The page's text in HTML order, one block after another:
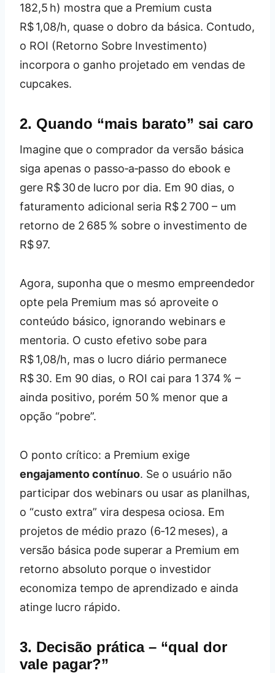
182,5 h) mostra que a Premium custa
R$ 1,08/h, quase o dobro da básica. Contudo,
o ROI (Retorno Sobre Investimento)
incorpora o ganho projetado em vendas de
cupcakes.
2. Quando “mais barato” sai caro
Imagine que o comprador da versão básica
siga apenas o passo‑a‑passo do ebook e
gere R$ 30 de lucro por dia. Em 90 dias, o
faturamento adicional seria R$ 2 700 – um
retorno de 2 685 % sobre o investimento de
R$ 97.
Agora, suponha que o mesmo empreendedor
opte pela Premium mas só aproveite o
conteúdo básico, ignorando webinars e
mentoria. O custo efetivo sobe para
R$ 1,08/h, mas o lucro diário permanece
R$ 30. Em 90 dias, o ROI cai para 1 374 % –
ainda positivo, porém 50 % menor que a
opção “pobre”.
O ponto crítico: a Premium exige
engajamento contínuo. Se o usuário não
participar dos webinars ou usar as planilhas,
o “custo extra” vira despesa ociosa. Em
projetos de médio prazo (6‑12 meses), a
versão básica pode superar a Premium em
retorno absoluto porque o investidor
economiza tempo de aprendizado e ainda
atinge lucro rápido.
3. Decisão prática – “qual dor
vale pagar?”